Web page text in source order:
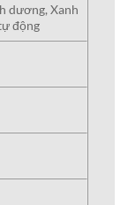
dương, Xanh
động